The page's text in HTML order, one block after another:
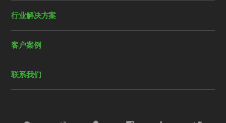
行业解决方案
客户案例
联系我们